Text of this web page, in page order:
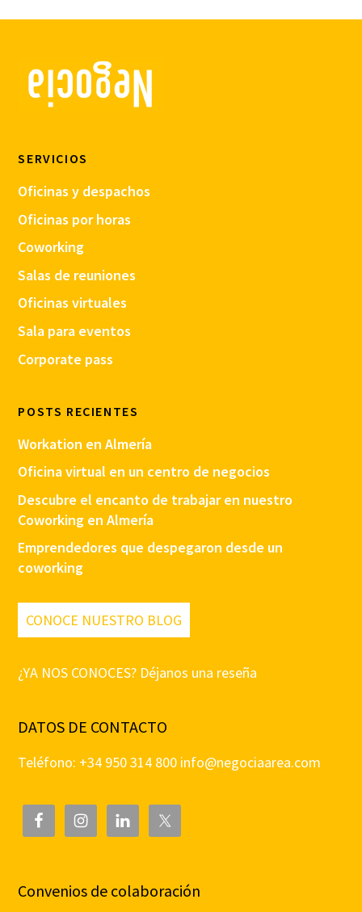
SERVICIOS
Oficinas y despachos
Oficinas por horas
Coworking
Salas de reuniones
Oficinas virtuales
Sala para eventos
Corporate pass
POSTS RECIENTES
Workation en Almería
Oficina virtual en un centro de negocios
Descubre el encanto de trabajar en nuestro
Coworking en Almería
Emprendedores que despegaron desde un
coworking
CONOCE NUESTRO BLOG
¿YA NOS CONOCES? Déjanos una reseña
DATOS DE CONTACTO
Teléfono: +34 950 314 800 info@negociaarea.com
Convenios de colaboración